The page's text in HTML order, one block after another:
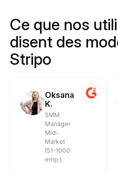
Ce que nos
disent des
Stripo
Oksana
K.
SMM
Manager
Mid-
Market
(51-1000
emp.)